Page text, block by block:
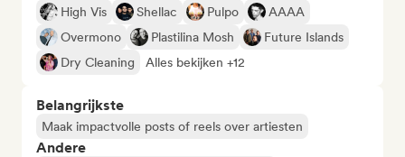
High Vis Shellac Pulpo
AAAA
Overmono
Plastilina Mosh
Future Islands
Dry Cleaning
Alles bekijken +12
Belangrijkste
Maak impactvolle posts of reels over artiesten
Andere